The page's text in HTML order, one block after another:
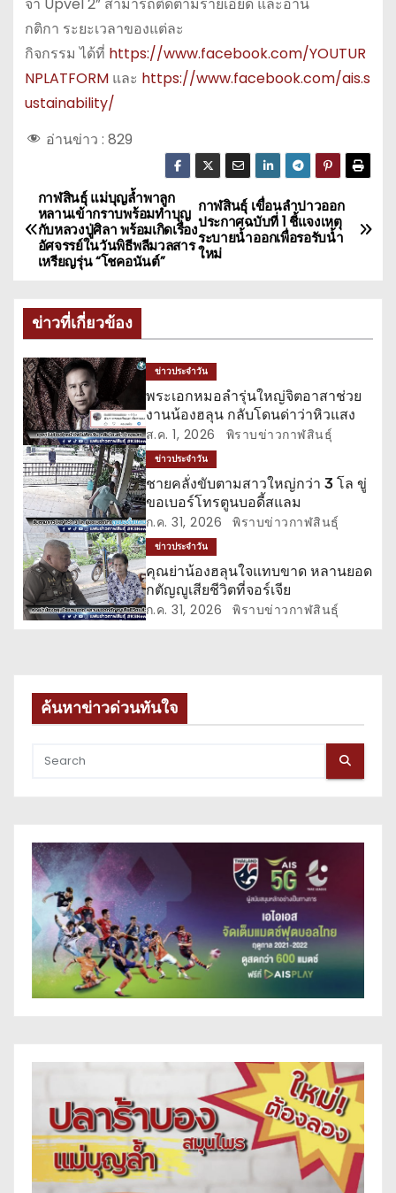
กติกา ระยะเวลาของแต่ละ
กิจกรรม ได้ที่ https://www.facebook.com/YOUTUR
NPLATFORMและ https://www.facebook.com/ais.s
ustainability/
อ่านข่าว : 829
แ
น
แ
น
ว
เ
รื่
อ
ง
กาฬสินธุ์ เขื่อนลำปาวออก
ประกาศฉบับที่ 1 ชี้แจงเหตุ
ระบายน้ำออกเพื่อรอรับน้ำ
ใหม่
กาฬสินธุ์ แม่บุญล้ำพาลูก
หลานเข้ากราบพร้อมทำบุญ
กับหลวงปู่ศิลา พร้อมเกิดเรื่อง
อัศจรรย์ในวันพิธีพลีมวลสาร
เหรียญรุ่น “โชคอนันต์”
ข่าวที่เกี่ยวข้อง
ข่าวประจำวัน
พระเอกหมอลำรุ่นใหญ่จิตอาสาช่วย
งานน้องฮลุน กลับโดนด่าว่าหิวแสง
ส.ค. 1, 2026 พิราบข่าวกาฬสินธุ์
ข่าวประจำวัน
ชายคลั่งขับตามสาวใหญ่กว่า 3 โล ขู่
ขอเบอร์โทรตูนบอดี้สแลม
ก.ค. 31, 2026 พิราบข่าวกาฬสินธุ์
ข่าวประจำวัน
คุณย่าน้องฮลุนใจแทบขาด หลานยอด
กตัญญูเสียชีวิตที่จอร์เจีย
ก.ค. 31, 2026 พิราบข่าวกาฬสินธุ์
ค้นหาข่าวด่วนทันใจ